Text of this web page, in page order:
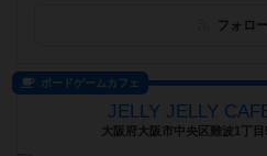
フォロ
ボードゲームカフェ
JELLY JELLY
大阪府大阪市中央区難波1丁